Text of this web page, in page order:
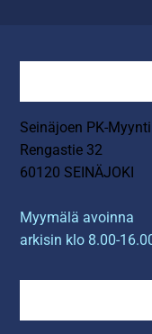
Seinäjoen PK-
Rengastie 32
60120 SEINÄJOKI
Myymälä avoinna
arkisin klo 8.00-